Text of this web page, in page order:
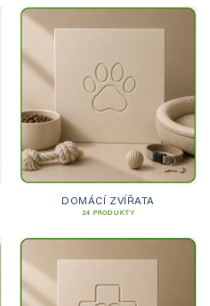
DOMÁCÍ ZVÍŘATA
24 PRODUKTY